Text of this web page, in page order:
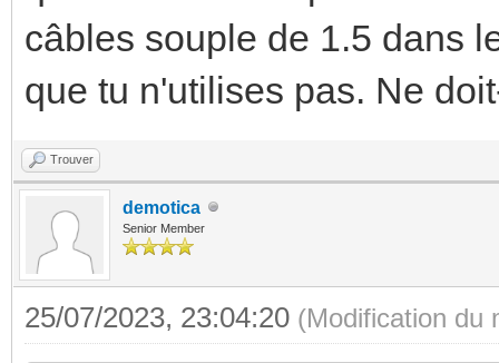
câbles souple de 1.5 dans
que tu n'utilises pas. Ne
Trouver
demotica
Senior Member
25/07/2023, 23:04:20 (Modification du